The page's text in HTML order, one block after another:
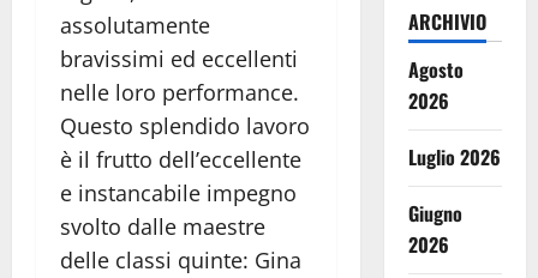
assolutamente
bravissimi ed eccellenti
nelle loro performance.
Questo splendido lavoro
è il frutto dell’eccellente
e instancabile impegno
svolto dalle maestre
delle classi quinte: Gina
ARCHIVIO
Agosto
2026
Luglio 2026
Giugno
2026